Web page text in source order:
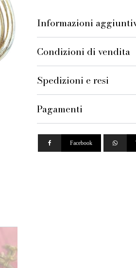
logo
clip
quantità
Informazioni
Condizioni di vendita
Spedizioni e resi
Pagamenti
Facebook